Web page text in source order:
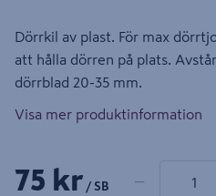
Dörrkil av plast. För max
att hålla dörren på plats.
dörrblad 20-35 mm.
Visa mer produktinformation
75 kr / SB −